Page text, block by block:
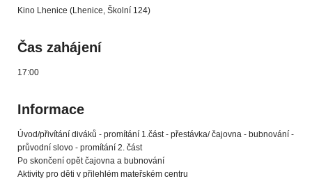
Kino Lhenice (Lhenice, Školní 124)
Čas zahájení
17:00
Informace
Úvod/přivítání diváků - promítání 1.část - přestávka/ čajovna - bubnování -
průvodní slovo - promítání 2. část
Po skončení opět čajovna a bubnování
Aktivity pro děti v přilehlém mateřském centru